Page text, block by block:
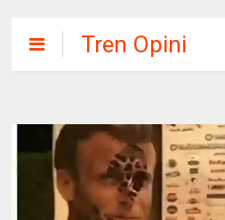
Tren Opini